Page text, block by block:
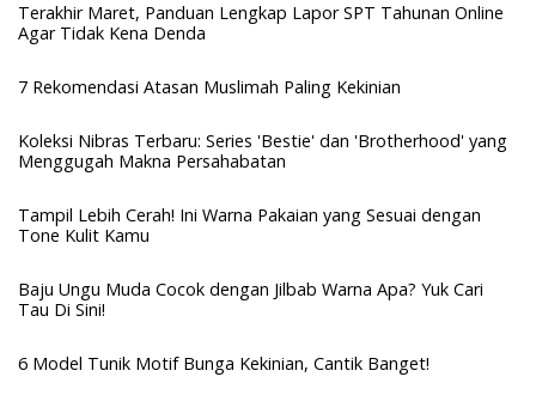
Terakhir Maret, Panduan Lengkap Lapor SPT Tahunan Online
Agar Tidak Kena Denda
7 Rekomendasi Atasan Muslimah Paling Kekinian
Koleksi Nibras Terbaru: Series 'Bestie' dan 'Brotherhood' yang
Menggugah Makna Persahabatan
Tampil Lebih Cerah! Ini Warna Pakaian yang Sesuai dengan
Tone Kulit Kamu
Baju Ungu Muda Cocok dengan Jilbab Warna Apa? Yuk Cari
Tau Di Sini!
6 Model Tunik Motif Bunga Kekinian, Cantik Banget!